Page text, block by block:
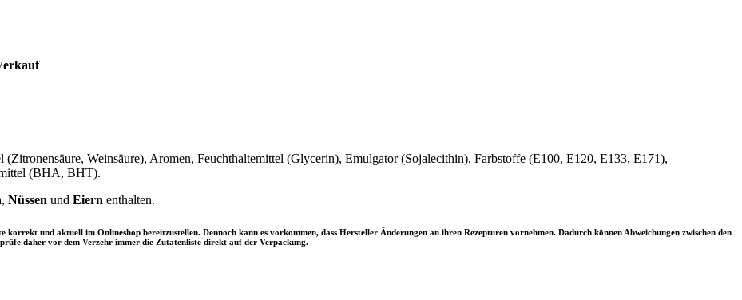
(Zitronensäure, Weinsäure), Aromen, Feuchthaltemittel (Glycerin), Emulgator (Sojalecithin), Farbstoffe (E100, E120, E133, E171),
(BHA, BHT).
, Nüssen und Eiern enthalten.
und aktuell im Onlineshop bereitzustellen. Dennoch kann es vorkommen, dass Hersteller Änderungen an ihren Rezepturen vornehmen. Dadurch können Abweichungen zwischen den
daher vor dem Verzehr immer die Zutatenliste direkt auf der Verpackung.